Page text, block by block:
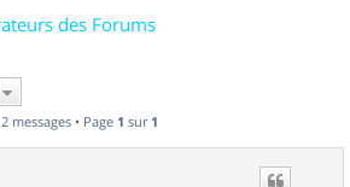
des Forums
2 messages • Page 1 sur 1